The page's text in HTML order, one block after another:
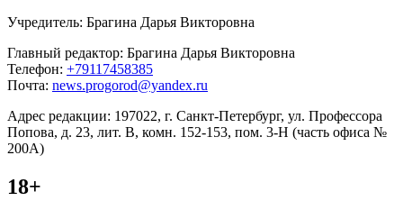
Учредитель: Брагина Дарья Викторовна
Главный редактор: Брагина Дарья Викторовна
Телефон: +79117458385
Почта: news.progorod@yandex.ru
Адрес редакции: 197022, г. Санкт-Петербург, ул. Профессора
Попова, д. 23, лит. В, комн. 152-153, пом. 3-Н (часть офиса №
200А)
18+